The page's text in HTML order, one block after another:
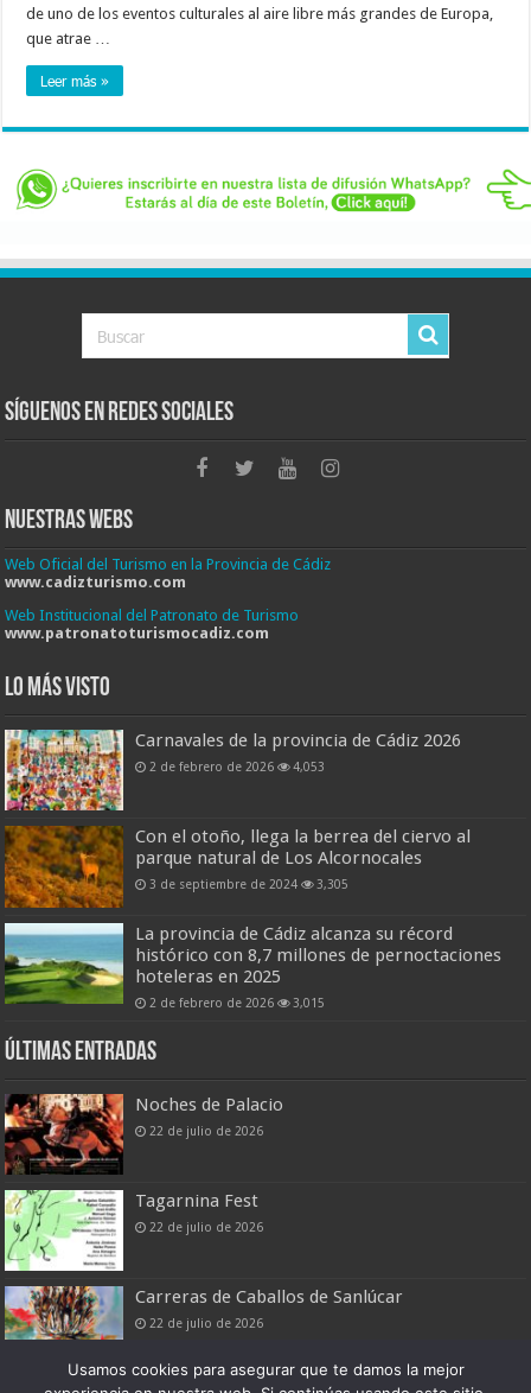
de uno de los eventos culturales al aire libre más grandes de Europa,
que atrae …
Leer más »
Síguenos en Redes Sociales
Nuestras Webs
Web Oficial del Turismo en la Provincia de Cádiz
www.cadizturismo.com
Web Institucional del Patronato de Turismo
www.patronatoturismocadiz.com
Lo más visto
Carnavales de la provincia de Cádiz 2026
2 de febrero de 2026 4,053
Con el otoño, llega la berrea del ciervo al
parque natural de Los Alcornocales
3 de septiembre de 2024 3,305
La provincia de Cádiz alcanza su récord
histórico con 8,7 millones de pernoctaciones
hoteleras en 2025
2 de febrero de 2026 3,015
Últimas entradas
Noches de Palacio
22 de julio de 2026
Tagarnina Fest
22 de julio de 2026
Carreras de Caballos de Sanlúcar
22 de julio de 2026
Usamos cookies para asegurar que te damos la mejor